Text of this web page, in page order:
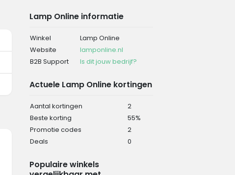
Lamp Online informatie
Winkel
Lamp Online
Website
lamponline.nl
B2B Support
Is dit jouw bedrijf?
Actuele Lamp Online kortingen
Aantal kortingen
2
Beste korting
55%
Promotie codes
2
Deals
0
Populaire winkels